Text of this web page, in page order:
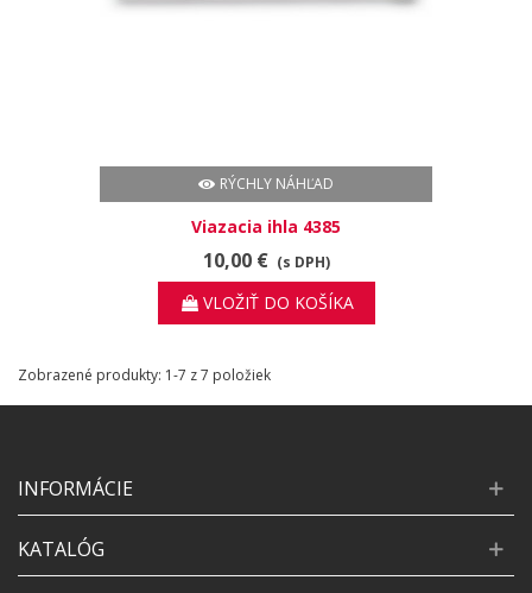
RÝCHLY NÁHĽAD
Viazacia ihla 4385
10,00 € (s DPH)
VLOŽIŤ DO KOŠÍKA
Zobrazené produkty: 1-7 z 7 položiek
INFORMÁCIE
KATALÓG